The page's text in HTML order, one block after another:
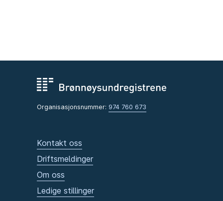
Organisasjonsnummer: 974 760 673
Kontakt oss
Driftsmeldinger
Om oss
Ledige stillinger